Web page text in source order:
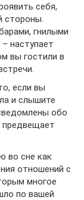
себя,
стороны.
гнилыми
наступает
вы гостили в
если вы
и слышите
обо
предвещает
во сне как
отношений с
многое
по вашей